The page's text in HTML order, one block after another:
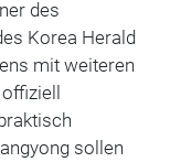
des
Korea Herald
mit weiteren
sollen